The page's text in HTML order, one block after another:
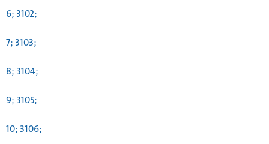
6; 3102;
7; 3103;
8; 3104;
9; 3105;
10; 3106;